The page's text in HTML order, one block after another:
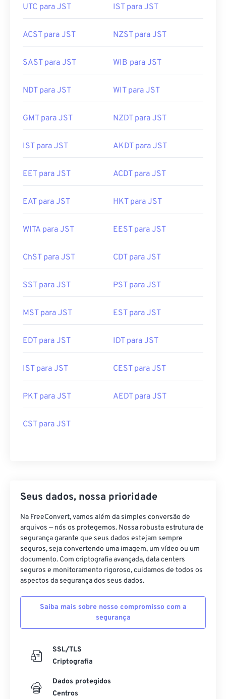
UTC para JST IST para JST
ACST para JST NZST para JST
SAST para JST WIB para JST
NDT para JST WIT para JST
GMT para JST NZDT para JST
IST para JST AKDT para JST
EET para JST ACDT para JST
EAT para JST HKT para JST
WITA para JST EEST para JST
ChST para JST CDT para JST
SST para JST PST para JST
MST para JST EST para JST
EDT para JST IDT para JST
IST para JST CEST para JST
PKT para JST AEDT para JST
CST para JST
Seus dados, nossa prioridade
Na FreeConvert, vamos além da simples conversão de
arquivos — nós os protegemos. Nossa robusta estrutura de
segurança garante que seus dados estejam sempre
seguros, seja convertendo uma imagem, um vídeo ou um
documento. Com criptografia avançada, data centers
seguros e monitoramento rigoroso, cuidamos de todos os
aspectos da segurança dos seus dados.
Saiba mais sobre nosso compromisso com a
segurança
SSL/TLS
Criptografia
Dados protegidos
Centros